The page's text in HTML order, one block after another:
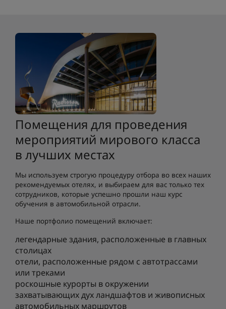
Помещения для проведения
мероприятий мирового класса
в лучших местах
Мы используем строгую процедуру отбора во всех наших
рекомендуемых отелях, и выбираем для вас только тех
сотрудников, которые успешно прошли наш курс
обучения в автомобильной отрасли.
Наше портфолио помещений включает:
легендарные здания, расположенные в главных
столицах
отели, расположенные рядом с автотрассами
или треками
роскошные курорты в окружении
захватывающих дух ландшафтов и живописных
автомобильных маршрутов